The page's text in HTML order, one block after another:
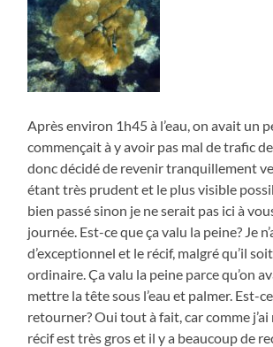
Après environ 1h45 à l’eau, on avait un
commençait à y avoir pas mal de trafic
donc décidé de revenir tranquillement
étant très prudent et le plus visible
bien passé sinon je ne serait pas ici à
journée. Est-ce que ça valu la peine? Je
d’exceptionnel et le récif, malgré qu’il
ordinaire. Ça valu la peine parce qu’on
mettre la tête sous l’eau et palmer. Est-
retourner? Oui tout à fait, car comme
récif est très gros et il y a beaucoup de